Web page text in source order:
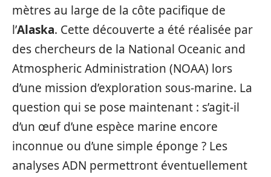
mètres au large de la côte pacifique de
l’Alaska. Cette découverte a été réalisée par
des chercheurs de la National Oceanic and
Atmospheric Administration (NOAA) lors
d’une mission d’exploration sous-marine. La
question qui se pose maintenant : s’agit-il
d’un œuf d’une espèce marine encore
inconnue ou d’une simple éponge ? Les
analyses ADN permettront éventuellement